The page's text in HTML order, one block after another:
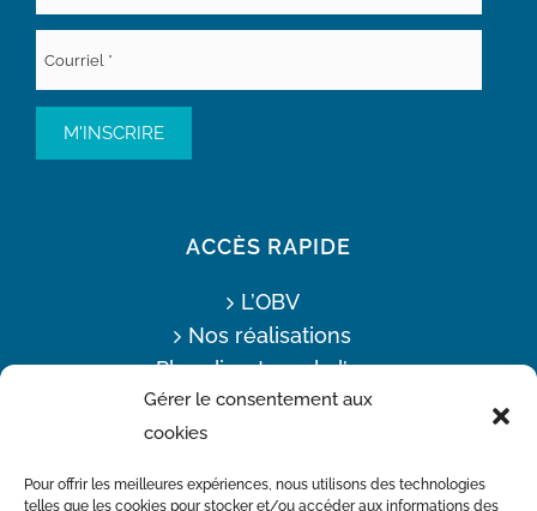
Gérer le consentement aux
cookies
Pour offrir les meilleures expériences, nous utilisons des technologies
telles que les cookies pour stocker et/ou accéder aux informations des
ACCÈS RAPIDE
L’OBV
Nos réalisations
Plan directeur de l’eau
Offres d’emploi